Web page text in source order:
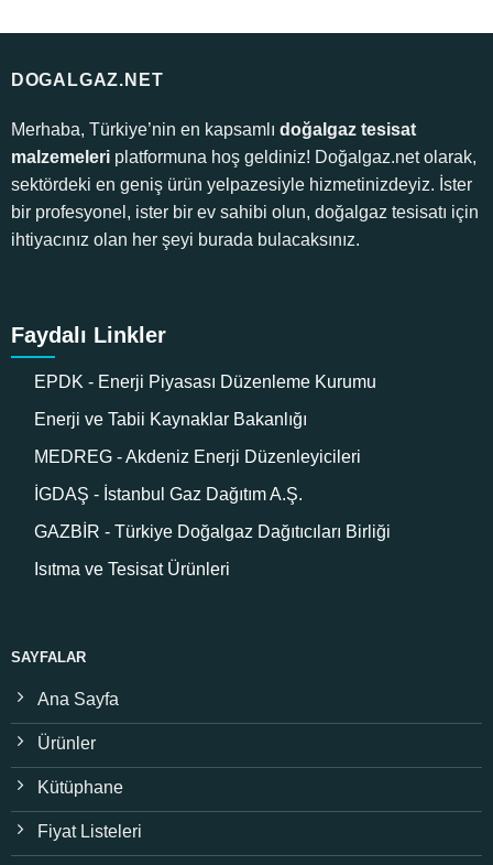
DOGALGAZ.NET
Merhaba, Türkiye’nin en kapsamlı doğalgaz tesisat
malzemeleriplatformuna hoş geldiniz! Doğalgaz.net olarak,
sektördeki en geniş ürün yelpazesiyle hizmetinizdeyiz. İster
bir profesyonel, ister bir ev sahibi olun, doğalgaz tesisatı için
ihtiyacınız olan her şeyi burada bulacaksınız.
Faydalı Linkler
EPDK - Enerji Piyasası Düzenleme Kurumu
Enerji ve Tabii Kaynaklar Bakanlığı
MEDREG - Akdeniz Enerji Düzenleyicileri
İGDAŞ - İstanbul Gaz Dağıtım A.Ş.
GAZBİR - Türkiye Doğalgaz Dağıtıcıları Birliği
Isıtma ve Tesisat Ürünleri
SAYFALAR
Ana Sayfa
Ürünler
Kütüphane
Fiyat Listeleri